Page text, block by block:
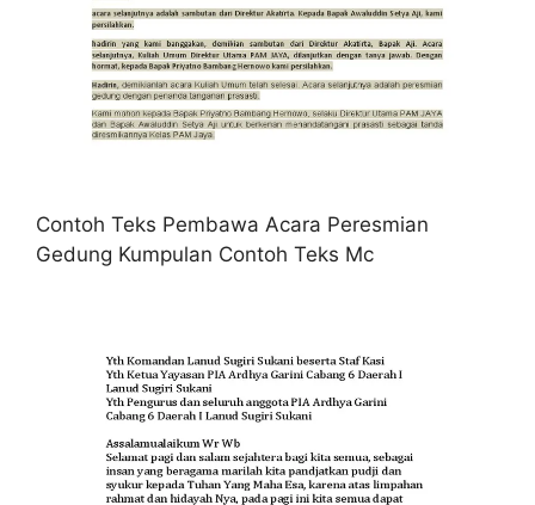
Contoh Teks Pembawa Acara Peresmian
Gedung Kumpulan Contoh Teks Mc